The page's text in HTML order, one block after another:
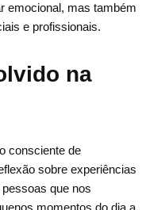
emocional, mas também
e profissionais.
na
consciente de
sobre experiências
que nos